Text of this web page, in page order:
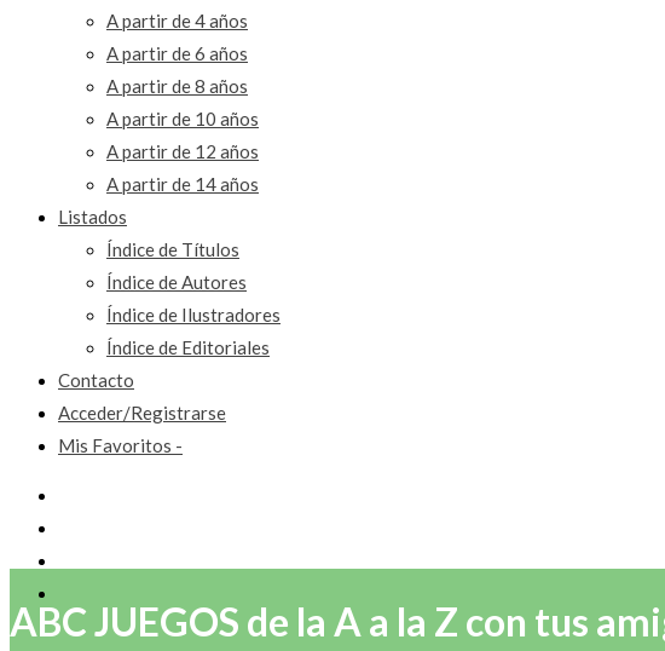
A partir de 4 años
A partir de 6 años
A partir de 8 años
A partir de 10 años
A partir de 12 años
A partir de 14 años
Listados
Índice de Títulos
Índice de Autores
Índice de Ilustradores
Índice de Editoriales
Contacto
Acceder/Registrarse
Mis Favoritos -
ABC JUEGOS de la A a la Z con tus